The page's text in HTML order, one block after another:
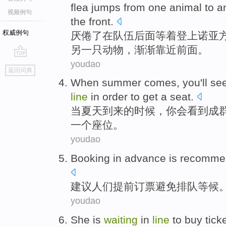
视频例句
权威例句
go
top
返回词典
flea jumps from one animal to
the front
厌倦了在队伍 后面等着登上诺亚
另一 只动物，渐渐靠近前面。
youdao
When summer comes, you'll
line in order to get a seat.
当夏天到来的时候， 你会看到 成
一个座位。
youdao
Booking in advance is
建议 人们提前订票避免排队等候
youdao
She is waiting in line to buy